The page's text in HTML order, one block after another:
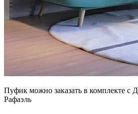
Пуфик можно заказать в комплекте с
Рафаэль